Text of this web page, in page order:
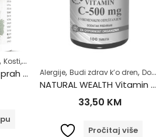
, Kosti, mišići, zglobovi
Nutrislim Spirulina Bio prah 100g Alergije, Budi zdrav k’o dren, Dodaci prehrani
NATURAL WEALTH Vitamin C 500mg a100 s vremenskim otpuštanjem
33,50 KM
Pročitaj više